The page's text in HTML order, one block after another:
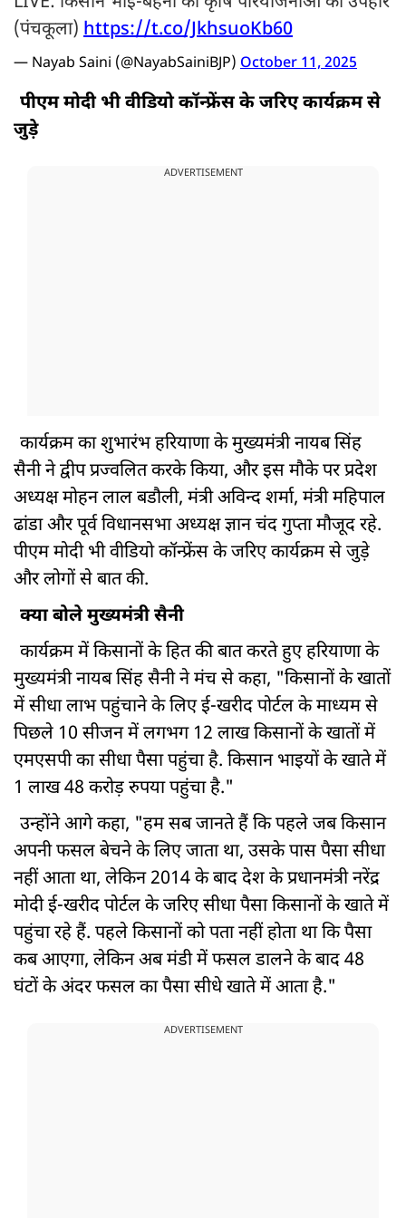
(पंचकूला) https://t.co/JkhsuoKb60
— Nayab Saini (@NayabSainiBJP) October 11, 2025
पीएम मोदी भी वीडियो कॉन्फ्रेंस के जरिए कार्यक्रम से
जुड़े
ADVERTISEMENT
कार्यक्रम का शुभारंभ हरियाणा के मुख्यमंत्री नायब सिंह
सैनी ने द्वीप प्रज्वलित करके किया, और इस मौके पर प्रदेश
अध्यक्ष मोहन लाल बडौली, मंत्री अविन्द शर्मा, मंत्री महिपाल
ढांडा और पूर्व विधानसभा अध्यक्ष ज्ञान चंद गुप्ता मौजूद रहे.
पीएम मोदी भी वीडियो कॉन्फ्रेंस के जरिए कार्यक्रम से जुड़े
और लोगों से बात की.
क्या बोले मुख्यमंत्री सैनी
कार्यक्रम में किसानों के हित की बात करते हुए हरियाणा के
मुख्यमंत्री नायब सिंह सैनी ने मंच से कहा, "किसानों के खातों
में सीधा लाभ पहुंचाने के लिए ई-खरीद पोर्टल के माध्यम से
पिछले 10 सीजन में लगभग 12 लाख किसानों के खातों में
एमएसपी का सीधा पैसा पहुंचा है. किसान भाइयों के खाते में
1 लाख 48 करोड़ रुपया पहुंचा है."
उन्होंने आगे कहा, "हम सब जानते हैं कि पहले जब किसान
अपनी फसल बेचने के लिए जाता था, उसके पास पैसा सीधा
नहीं आता था, लेकिन 2014 के बाद देश के प्रधानमंत्री नरेंद्र
मोदी ई-खरीद पोर्टल के जरिए सीधा पैसा किसानों के खाते में
पहुंचा रहे हैं. पहले किसानों को पता नहीं होता था कि पैसा
कब आएगा, लेकिन अब मंडी में फसल डालने के बाद 48
घंटों के अंदर फसल का पैसा सीधे खाते में आता है."
ADVERTISEMENT